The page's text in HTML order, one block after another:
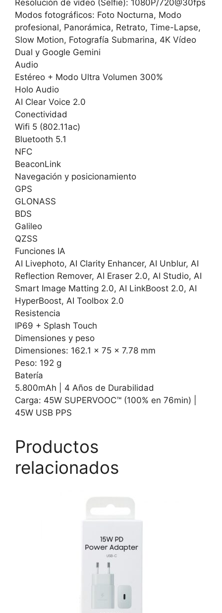
Resolución de vídeo (Selfie): 1080P/720@30fps
Modos fotográficos: Foto Nocturna, Modo
profesional, Panorámica, Retrato, Time-Lapse,
Slow Motion, Fotografía Submarina, 4K Vídeo
Dual y Google Gemini
Audio
Estéreo + Modo Ultra Volumen 300%
Holo Audio
AI Clear Voice 2.0
Conectividad
Wifi 5 (802.11ac)
Bluetooth 5.1
NFC
BeaconLink
Navegación y posicionamiento
GPS
GLONASS
BDS
Galileo
QZSS
Funciones IA
AI Livephoto, AI Clarity Enhancer, AI Unblur, AI
Reflection Remover, AI Eraser 2.0, AI Studio, AI
Smart Image Matting 2.0, AI LinkBoost 2.0, AI
HyperBoost, AI Toolbox 2.0
Resistencia
IP69 + Splash Touch
Dimensiones y peso
Dimensiones: 162.1 x 75 x 7.78 mm
Peso: 192 g
Batería
5.800mAh | 4 Años de Durabilidad
Carga: 45W SUPERVOOC™ (100% en 76min) |
45W USB PPS
Productos
relacionados